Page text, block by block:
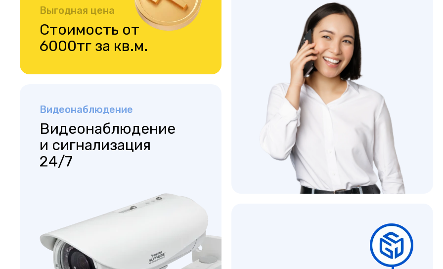
Выгодная цена
Стоимость от
6000тг за кв.м.
Видеонаблюдение
Видеонаблюдение
и сигнализация
24/7